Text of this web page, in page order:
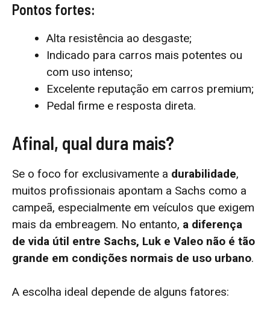
Pontos fortes:
Alta resistência ao desgaste;
Indicado para carros mais potentes ou
com uso intenso;
Excelente reputação em carros premium;
Pedal firme e resposta direta.
Afinal, qual dura mais?
Se o foco for exclusivamente a durabilidade,
muitos profissionais apontam a Sachs como a
campeã, especialmente em veículos que exigem
mais da embreagem. No entanto, a diferença
de vida útil entre Sachs, Luk e Valeo não é tão
grande em condições normais de uso urbano.
A escolha ideal depende de alguns fatores: